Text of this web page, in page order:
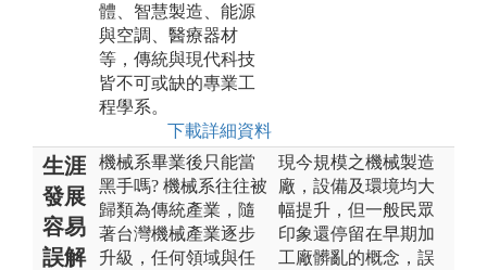
體、智慧製造、能源
與空調、醫療器材
等，傳統與現代科技
皆不可或缺的專業工
程學系。
下載詳細資料
生涯
發展
容易
誤解
機械系畢業後只能當
黑手嗎? 機械系往往被
歸類為傳統產業，隨
著台灣機械產業逐步
升級，任何領域與任
現今規模之機械製造
廠，設備及環境均大
幅提升，但一般民眾
印象還停留在早期加
工廠髒亂的概念，誤